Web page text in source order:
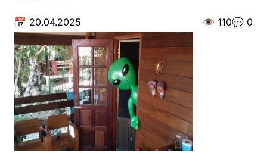
📅 20.04.2025 👁️ 110💬 0